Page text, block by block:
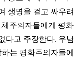
생명을 걸고 싸우려
주의자들에게 평화
다고 주장한다. 우남
는 평화주의자들에